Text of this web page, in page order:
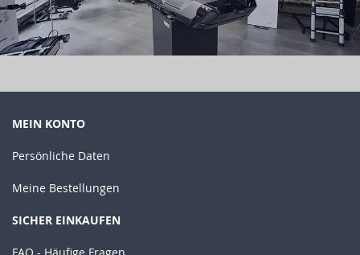
MEIN KONTO
Persönliche Daten
Meine Bestellungen
SICHER EINKAUFEN